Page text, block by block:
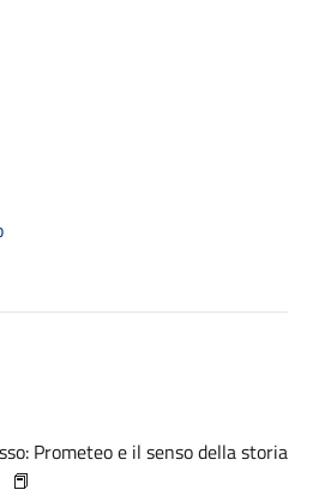
Prometeo e il senso della storia
📕